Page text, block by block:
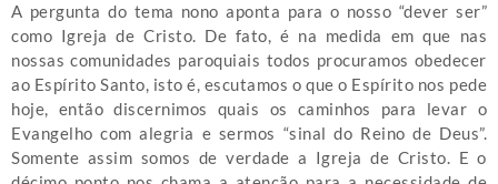
A pergunta do tema nono aponta para o nosso “dever ser”
como Igreja de Cristo. De fato, é na medida em que nas
nossas comunidades paroquiais todos procuramos obedecer
ao Espírito Santo, isto é, escutamos o que o Espírito nos pede
hoje, então discernimos quais os caminhos para levar o
Evangelho com alegria e sermos “sinal do Reino de Deus”.
Somente assim somos de verdade a Igreja de Cristo. E o